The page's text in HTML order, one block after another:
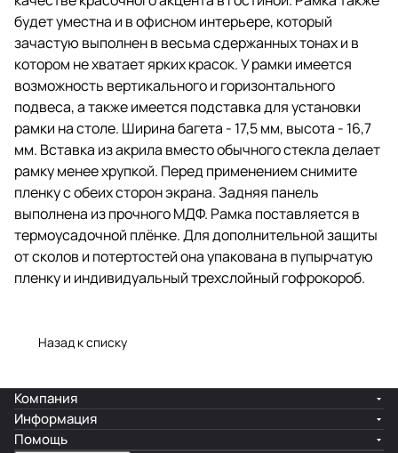
Ширина багета - 17,5 мм, высота -
16,7 мм. Вставка из акрила
вместо обычного стекла делает
рамку менее хрупкой. Перед
применением снимите пленку с
обеих сторон экрана.
Задняя панель выполнена из
прочного МДФ. Рамка
поставляется в термоусадочной
плёнке. Для дополнительной
защиты от сколов и потертостей
она упакована в пупырчатую
пленку и индивидуальный
трехслойный гофрокороб.
будет уместна и в офисном интерьере, который
зачастую выполнен в весьма сдержанных тонах и в
котором не хватает ярких красок. У рамки имеется
возможность вертикального и горизонтального
подвеса, а также имеется подставка для установки
рамки на столе. Ширина багета - 17,5 мм, высота - 16,7
мм. Вставка из акрила вместо обычного стекла делает
рамку менее хрупкой. Перед применением снимите
пленку с обеих сторон экрана. Задняя панель
выполнена из прочного МДФ. Рамка поставляется в
термоусадочной плёнке. Для дополнительной защиты
от сколов и потертостей она упакована в пупырчатую
пленку и индивидуальный трехслойный гофрокороб.
Назад к списку
Компания
Информация
Помощь